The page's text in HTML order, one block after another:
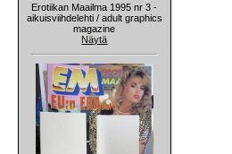
Erotiikan Maailma 1995 nr 3 -
aikuisviihdelehti / adult graphics
magazine
Näytä